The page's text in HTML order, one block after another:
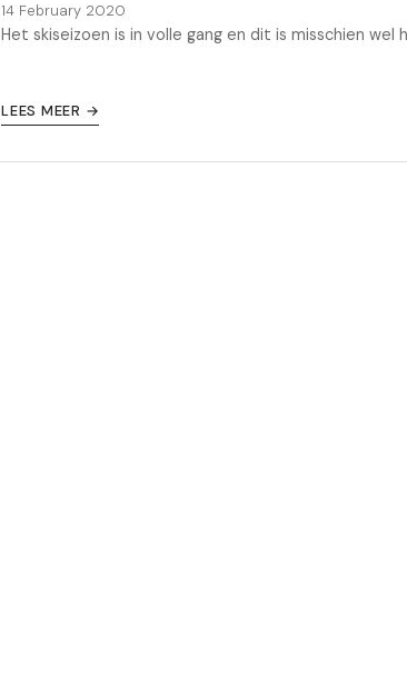
14 February 2020
Het skiseizoen is in volle gang en dit is misschien
LEES MEER →